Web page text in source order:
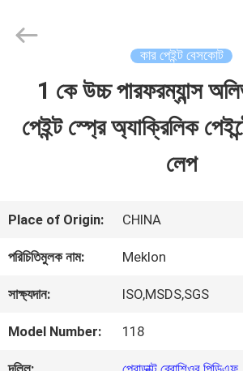
ভিডিও
আমাদের
সম্পর্কে
Chemical
Reserved.
কার পেইন্ট বেসকোট
1 কে উচ্চ পারফরম্যান্স
পেইন্ট স্প্রে অ্যাক্রিলিক
লেপ
Place of Origin: CHINA
পরিচিতিমুলক নাম: Meklon
সাক্ষ্যদান: ISO,MSDS,SGS
Model Number: 118